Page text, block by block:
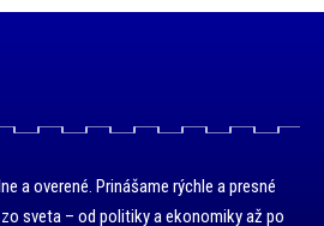
a overené. Prinášame rýchle a presné
sveta – od politiky a ekonomiky až po